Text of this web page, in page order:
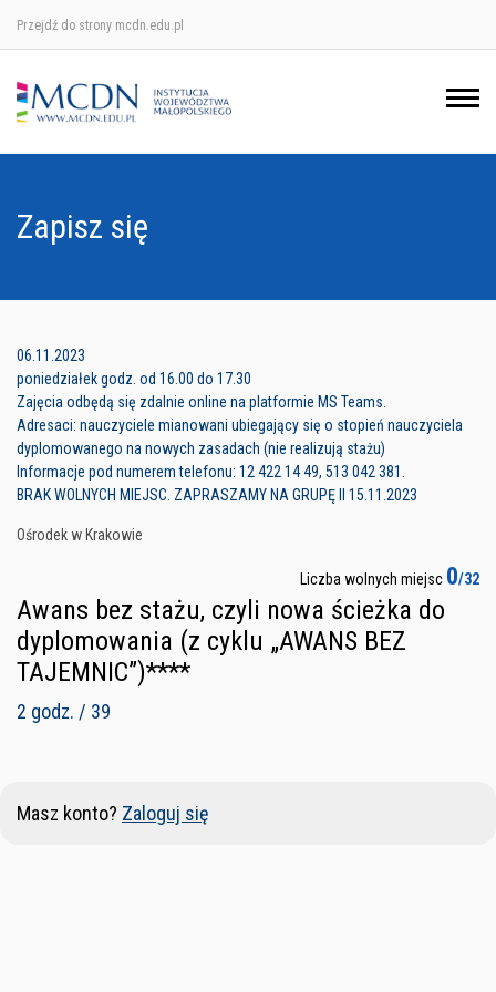
Przejdź do strony mcdn.edu.pl
Zapisz się
06.11.2023
poniedziałek godz. od 16.00 do 17.30
Zajęcia odbędą się zdalnie online na platformie MS Teams.
Adresaci: nauczyciele mianowani ubiegający się o stopień nauczyciela
dyplomowanego na nowych zasadach (nie realizują stażu)
Informacje pod numerem telefonu: 12 422 14 49, 513 042 381.
BRAK WOLNYCH MIEJSC. ZAPRASZAMY NA GRUPĘ II 15.11.2023
Ośrodek w Krakowie
Liczba wolnych miejsc 0/32
Awans bez stażu, czyli nowa ścieżka do
dyplomowania (z cyklu „AWANS BEZ
TAJEMNIC”)****
2 godz. / 39
Masz konto? Zaloguj się
Ośrodek w Krakowie
Ośrodek w Nowym Sączu
Ośrodek w Tarnowie